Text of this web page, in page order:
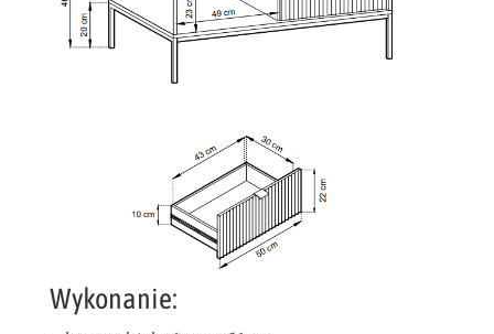
Wykonanie: